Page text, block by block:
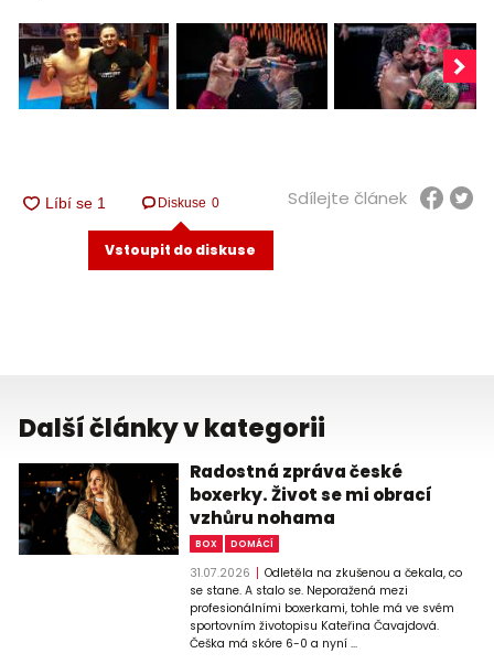
Diskuse 0
Vstoupit do diskuse
Sdílejte článek
Další články v kategorii
Radostná zpráva české
boxerky. Život se mi obrací
vzhůru nohama
BOX DOMÁCÍ
31.07.2026
Odletěla na zkušenou a čekala, co
se stane. A stalo se. Neporažená mezi
profesionálními boxerkami, tohle má ve svém
sportovním životopisu Kateřina Čavajdová.
Češka má skóre 6-0 a nyní ...